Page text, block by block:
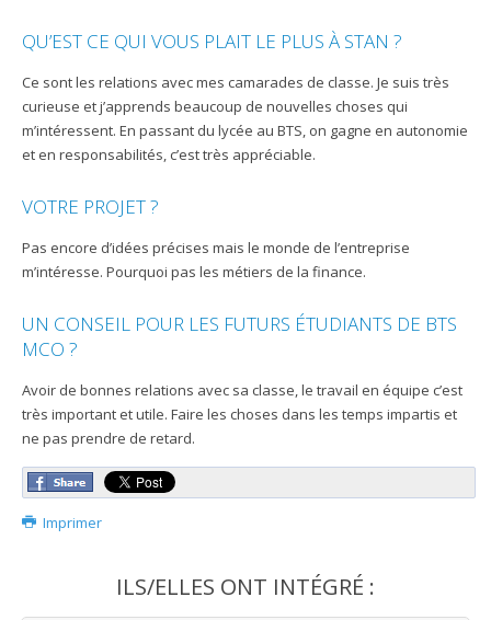
QU’EST CE QUI VOUS PLAIT LE PLUS À STAN ?
Ce sont les relations avec mes camarades de classe. Je suis très
curieuse et j’apprends beaucoup de nouvelles choses qui
m’intéressent. En passant du lycée au BTS, on gagne en autonomie
et en responsabilités, c’est très appréciable.
VOTRE PROJET ?
Pas encore d’idées précises mais le monde de l’entreprise
m’intéresse. Pourquoi pas les métiers de la finance.
UN CONSEIL POUR LES FUTURS ÉTUDIANTS DE BTS
MCO ?
Avoir de bonnes relations avec sa classe, le travail en équipe c’est
très important et utile. Faire les choses dans les temps impartis et
ne pas prendre de retard.
Imprimer
ILS/ELLES ONT INTÉGRÉ :